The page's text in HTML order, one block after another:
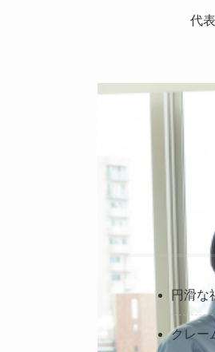
代
円滑な
クレー